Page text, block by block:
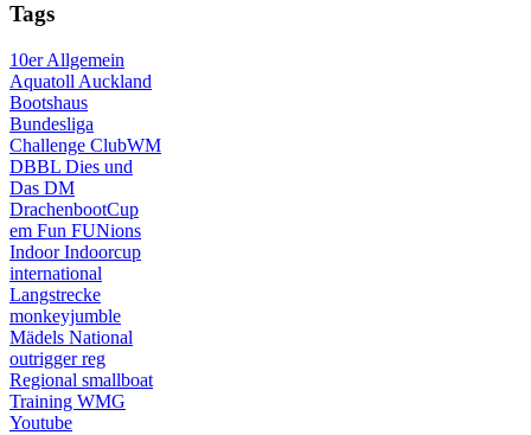
Tags
10erAllgemein
Aquatoll Auckland
Bootshaus
Bundesliga
Challenge ClubWM
DBBL Dies und
Das DM
DrachenbootCup
em Fun FUNions
IndoorIndoorcup
international
Langstrecke
monkeyjumble
Mädels National
outriggerreg
Regional smallboat
Training WMG
Youtube